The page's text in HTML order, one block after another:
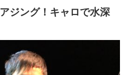
ジング！キャロで水深